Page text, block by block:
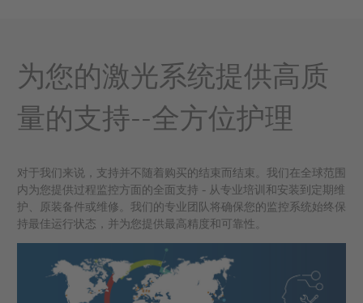
为您的激光系统提供高质
量的支持--全方位护理
对于我们来说，支持并不随着购买的结束而结束。我们在全球范围
内为您提供过程监控方面的全面支持 - 从专业培训和安装到定期维
护、原装备件或维修。我们的专业团队将确保您的监控系统始终保
持最佳运行状态，并为您提供最高精度和可靠性。